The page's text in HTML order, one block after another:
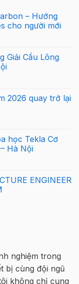
– Hướng
cho người mới
Giải Cầu Lông
2026 quay trở lại
học Tekla Cơ
Hà Nội
ENGINEER
nghiệm trong
bị cùng đội ngũ
không chỉ cung